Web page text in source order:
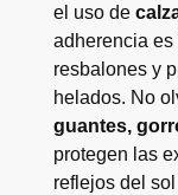
el uso de
adherencia
resbalones y
helados. No
guantes,
protegen las
reflejos del